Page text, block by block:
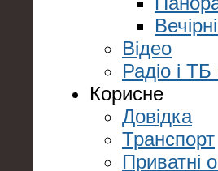
Відео
Радіо і
Корисне
Довідка
Транспорт
Приватні